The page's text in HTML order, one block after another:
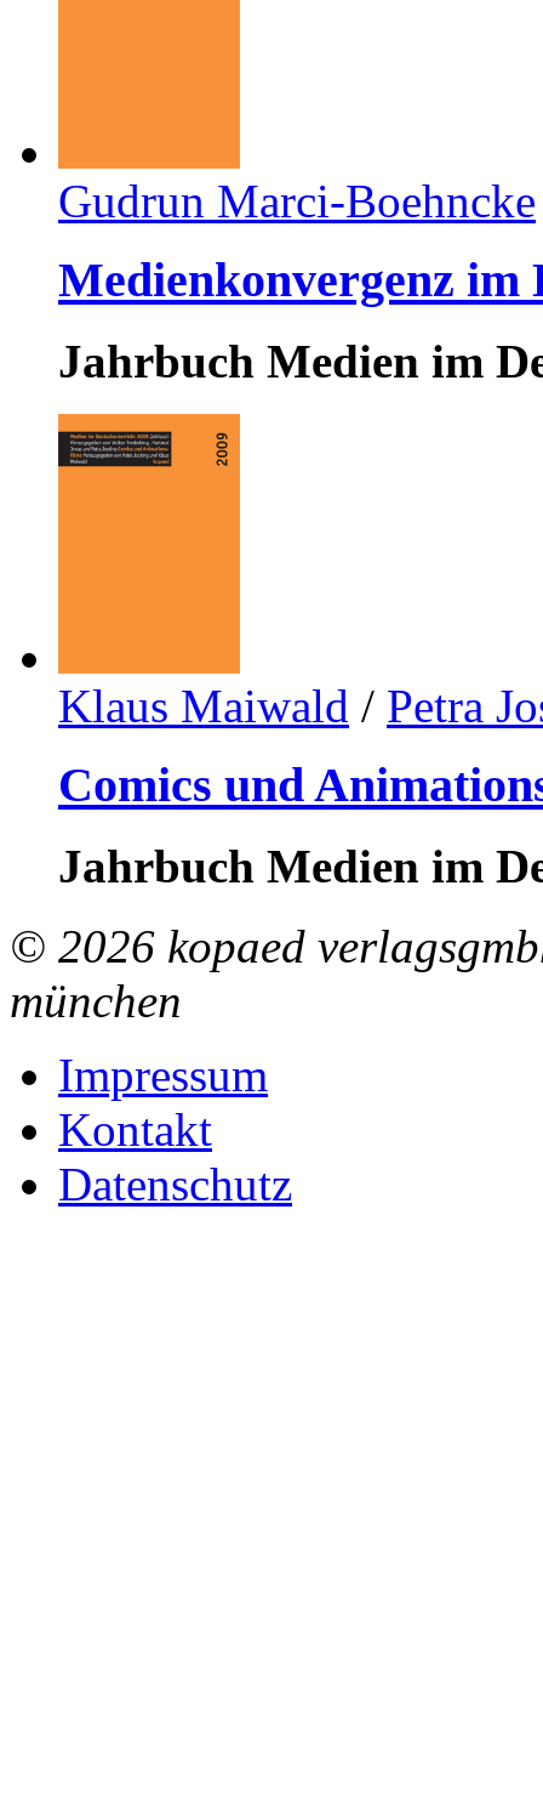
Gudrun Marci-Boehncke
Medienkonvergenz
Jahrbuch Medien im
Klaus Maiwald / Petra
Comics und
Jahrbuch Medien im
© 2026 kopaed
münchen
Impressum
Kontakt
Datenschutz